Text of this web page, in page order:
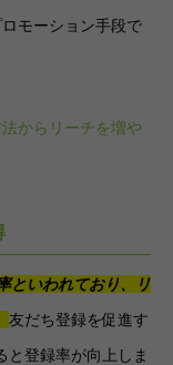
モーション手段で
からリーチを増や
といわれており、リ
友だち登録を促進す
と登録率が向上しま